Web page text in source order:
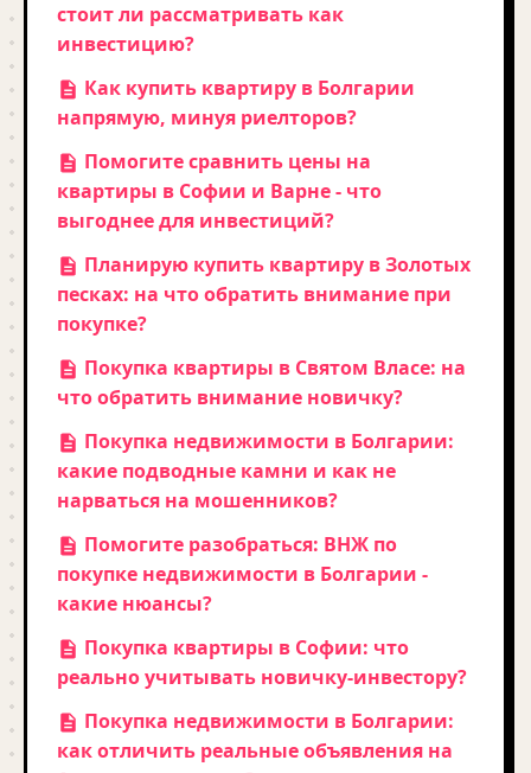
стоит ли рассматривать как
инвестицию?
Как купить квартиру в Болгарии
напрямую, минуя риелторов?
Помогите сравнить цены на
квартиры в Софии и Варне - что
выгоднее для инвестиций?
Планирую купить квартиру в Золотых
песках: на что обратить внимание при
покупке?
Покупка квартиры в Святом Власе: на
что обратить внимание новичку?
Покупка недвижимости в Болгарии:
какие подводные камни и как не
нарваться на мошенников?
Помогите разобраться: ВНЖ по
покупке недвижимости в Болгарии -
какие нюансы?
Покупка квартиры в Софии: что
реально учитывать новичку-инвестору?
Покупка недвижимости в Болгарии:
как отличить реальные объявления на